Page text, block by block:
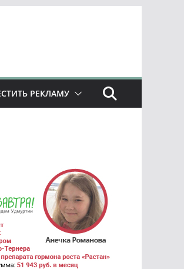
РЕКЛАМУ